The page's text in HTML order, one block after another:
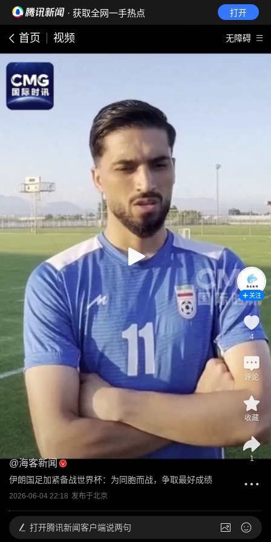
· 获取全网一手热点 打开
首页 视频 无障碍
@海客新闻
伊朗国足加紧备战世界杯：为同胞而战，争取最好成绩
2026-06-04 22:18 发布于北京
关注
4
评论
收藏
1
打开腾讯新闻客户端说两句